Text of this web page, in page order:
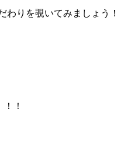
わりを覗いてみましょう！
！